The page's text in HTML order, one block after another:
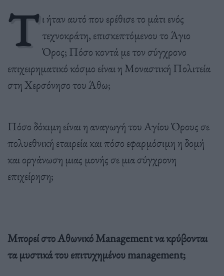
Τ ι ήταν αυτό που ερέθισε το μάτι ενός
τεχνοκράτη, επισκεπτόμενου το Άγιο
Όρος; Πόσο κοντά με τον σύγχρονο
επιχειρηματικό κόσμο είναι η Μοναστική Πολιτεία
στη Χερσόνησο του Άθω;
Πόσο δόκιμη είναι η αναγωγή του Αγίου Όρους σε
πολυεθνική εταιρεία και πόσο εφαρμόσιμη η δομή
και οργάνωση μιας μονής σε μια σύγχρονη
επιχείρηση;
Μπορεί στο Αθωνικό Management να κρύβονται
τα μυστικά του επιτυχημένου management;